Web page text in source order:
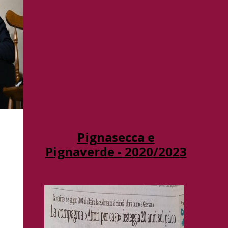
Pignasecca e
Pignaverde - 2020/2023